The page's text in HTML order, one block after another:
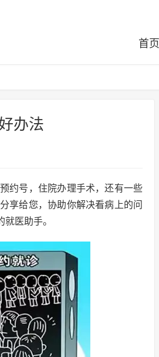
首页
办法
约号，住院办理手术，还有一些
享给您，协助你解决看病上的问
医助手。